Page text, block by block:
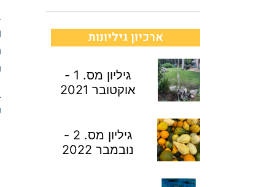
ארכיון גיליונות
גיליון מס. 1 -
אוקטובר 2021
גיליון מס. 2 -
נובמבר 2022